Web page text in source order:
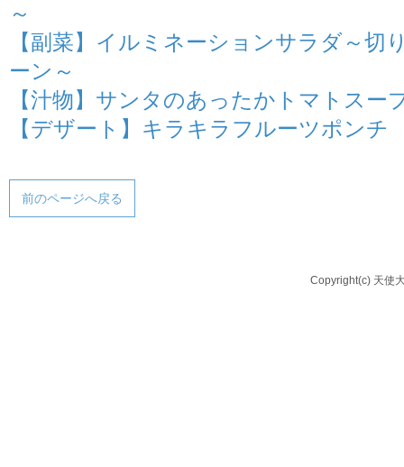
～
【副菜】イルミネーションサラダ～切
ーン～
【汁物】サンタのあったかトマトスー
【デザート】キラキラフルーツポンチ
前のページへ戻る
Copyright(c) 天使